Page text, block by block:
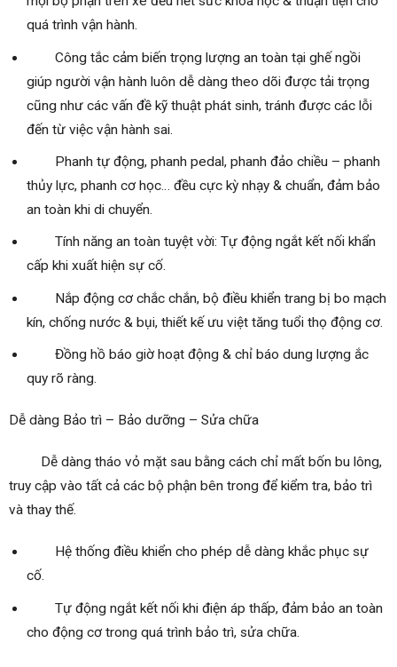
quá trình vận hành.
Công tắc cảm biến trọng lượng an toàn tại ghế ngồi
giúp người vận hành luôn dễ dàng theo dõi được tải trọng
cũng như các vấn đề kỹ thuật phát sinh, tránh được các lỗi
đến từ việc vận hành sai.
Phanh tự động, phanh pedal, phanh đảo chiều – phanh
thủy lực, phanh cơ học… đều cực kỳ nhạy & chuẩn, đảm bảo
an toàn khi di chuyển.
Tính năng an toàn tuyệt vời: Tự động ngắt kết nối khẩn
cấp khi xuất hiện sự cố.
Nắp động cơ chắc chắn, bộ điều khiển trang bị bo mạch
kín, chống nước & bụi, thiết kế ưu việt tăng tuổi thọ động cơ.
Đồng hồ báo giờ hoạt động & chỉ báo dung lượng ắc
quy rõ ràng.
Dễ dàng Bảo trì – Bảo dưỡng – Sửa chữa
Dễ dàng tháo vỏ mặt sau bằng cách chỉ mất bốn bu lông,
truy cập vào tất cả các bộ phận bên trong để kiểm tra, bảo trì
và thay thế.
Hệ thống điều khiển cho phép dễ dàng khắc phục sự
cố.
Tự động ngắt kết nối khi điện áp thấp, đảm bảo an toàn
cho động cơ trong quá trình bảo trì, sửa chữa.